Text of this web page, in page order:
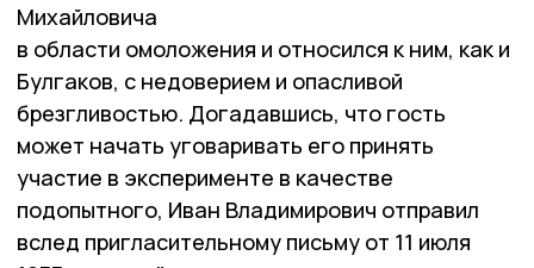
Михайловича
в области омоложения и относился к ним, как и
Булгаков, с недоверием и опасливой
брезгливостью. Догадавшись, что гость
может начать уговаривать его принять
участие в эксперименте в качестве
подопытного, Иван Владимирович отправил
вслед пригласительному письму от 11 июля